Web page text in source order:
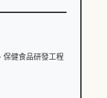
保健食品研發工程